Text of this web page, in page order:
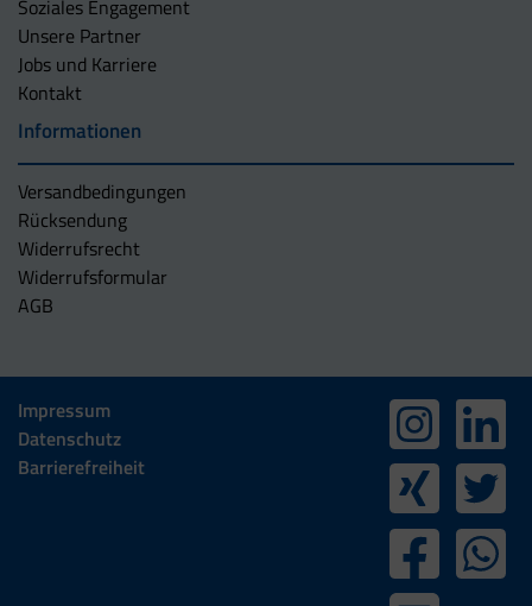
Soziales Engagement
Unsere Partner
Jobs und Karriere
Kontakt
Informationen
Versandbedingungen
Rücksendung
Widerrufsrecht
Widerrufsformular
AGB
Impressum
Datenschutz
Barrierefreiheit